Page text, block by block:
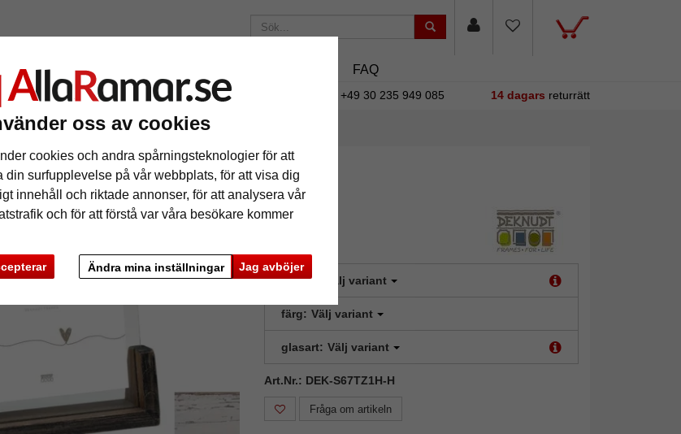
oss av cookies
cookies och andra spårningsteknologier för att
din surfupplevelse på vår webbplats, för att visa dig
innehåll och riktade annonser, för att analysera vår
och för att förstå var våra besökare kommer
Jag avböjer
Ändra mina inställningar
Ramar efter mått FAQ
kri leveranskostnad. Oavsett hur mycket du beställer. +49 30 235 949 085 14 dagars returrätt
horisontell
format: Välj variant
färg: Välj variant
glasart: Välj variant
Art.Nr.: DEK-S67TZ1H-H
Fråga om artikeln